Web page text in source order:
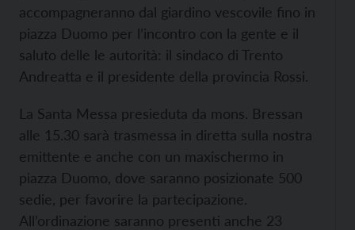
accompagneranno dal giardino vescovile fino in
piazza Duomo per l’incontro con la gente e il
saluto delle le autorità: il sindaco di Trento
Andreatta e il presidente della provincia Rossi.
La Santa Messa presieduta da mons. Bressan
alle 15.30 sarà trasmessa in diretta sulla nostra
emittente e anche con un maxischermo in
piazza Duomo, dove saranno posizionate 500
sedie, per favorire la partecipazione.
All’ordinazione saranno presenti anche 23